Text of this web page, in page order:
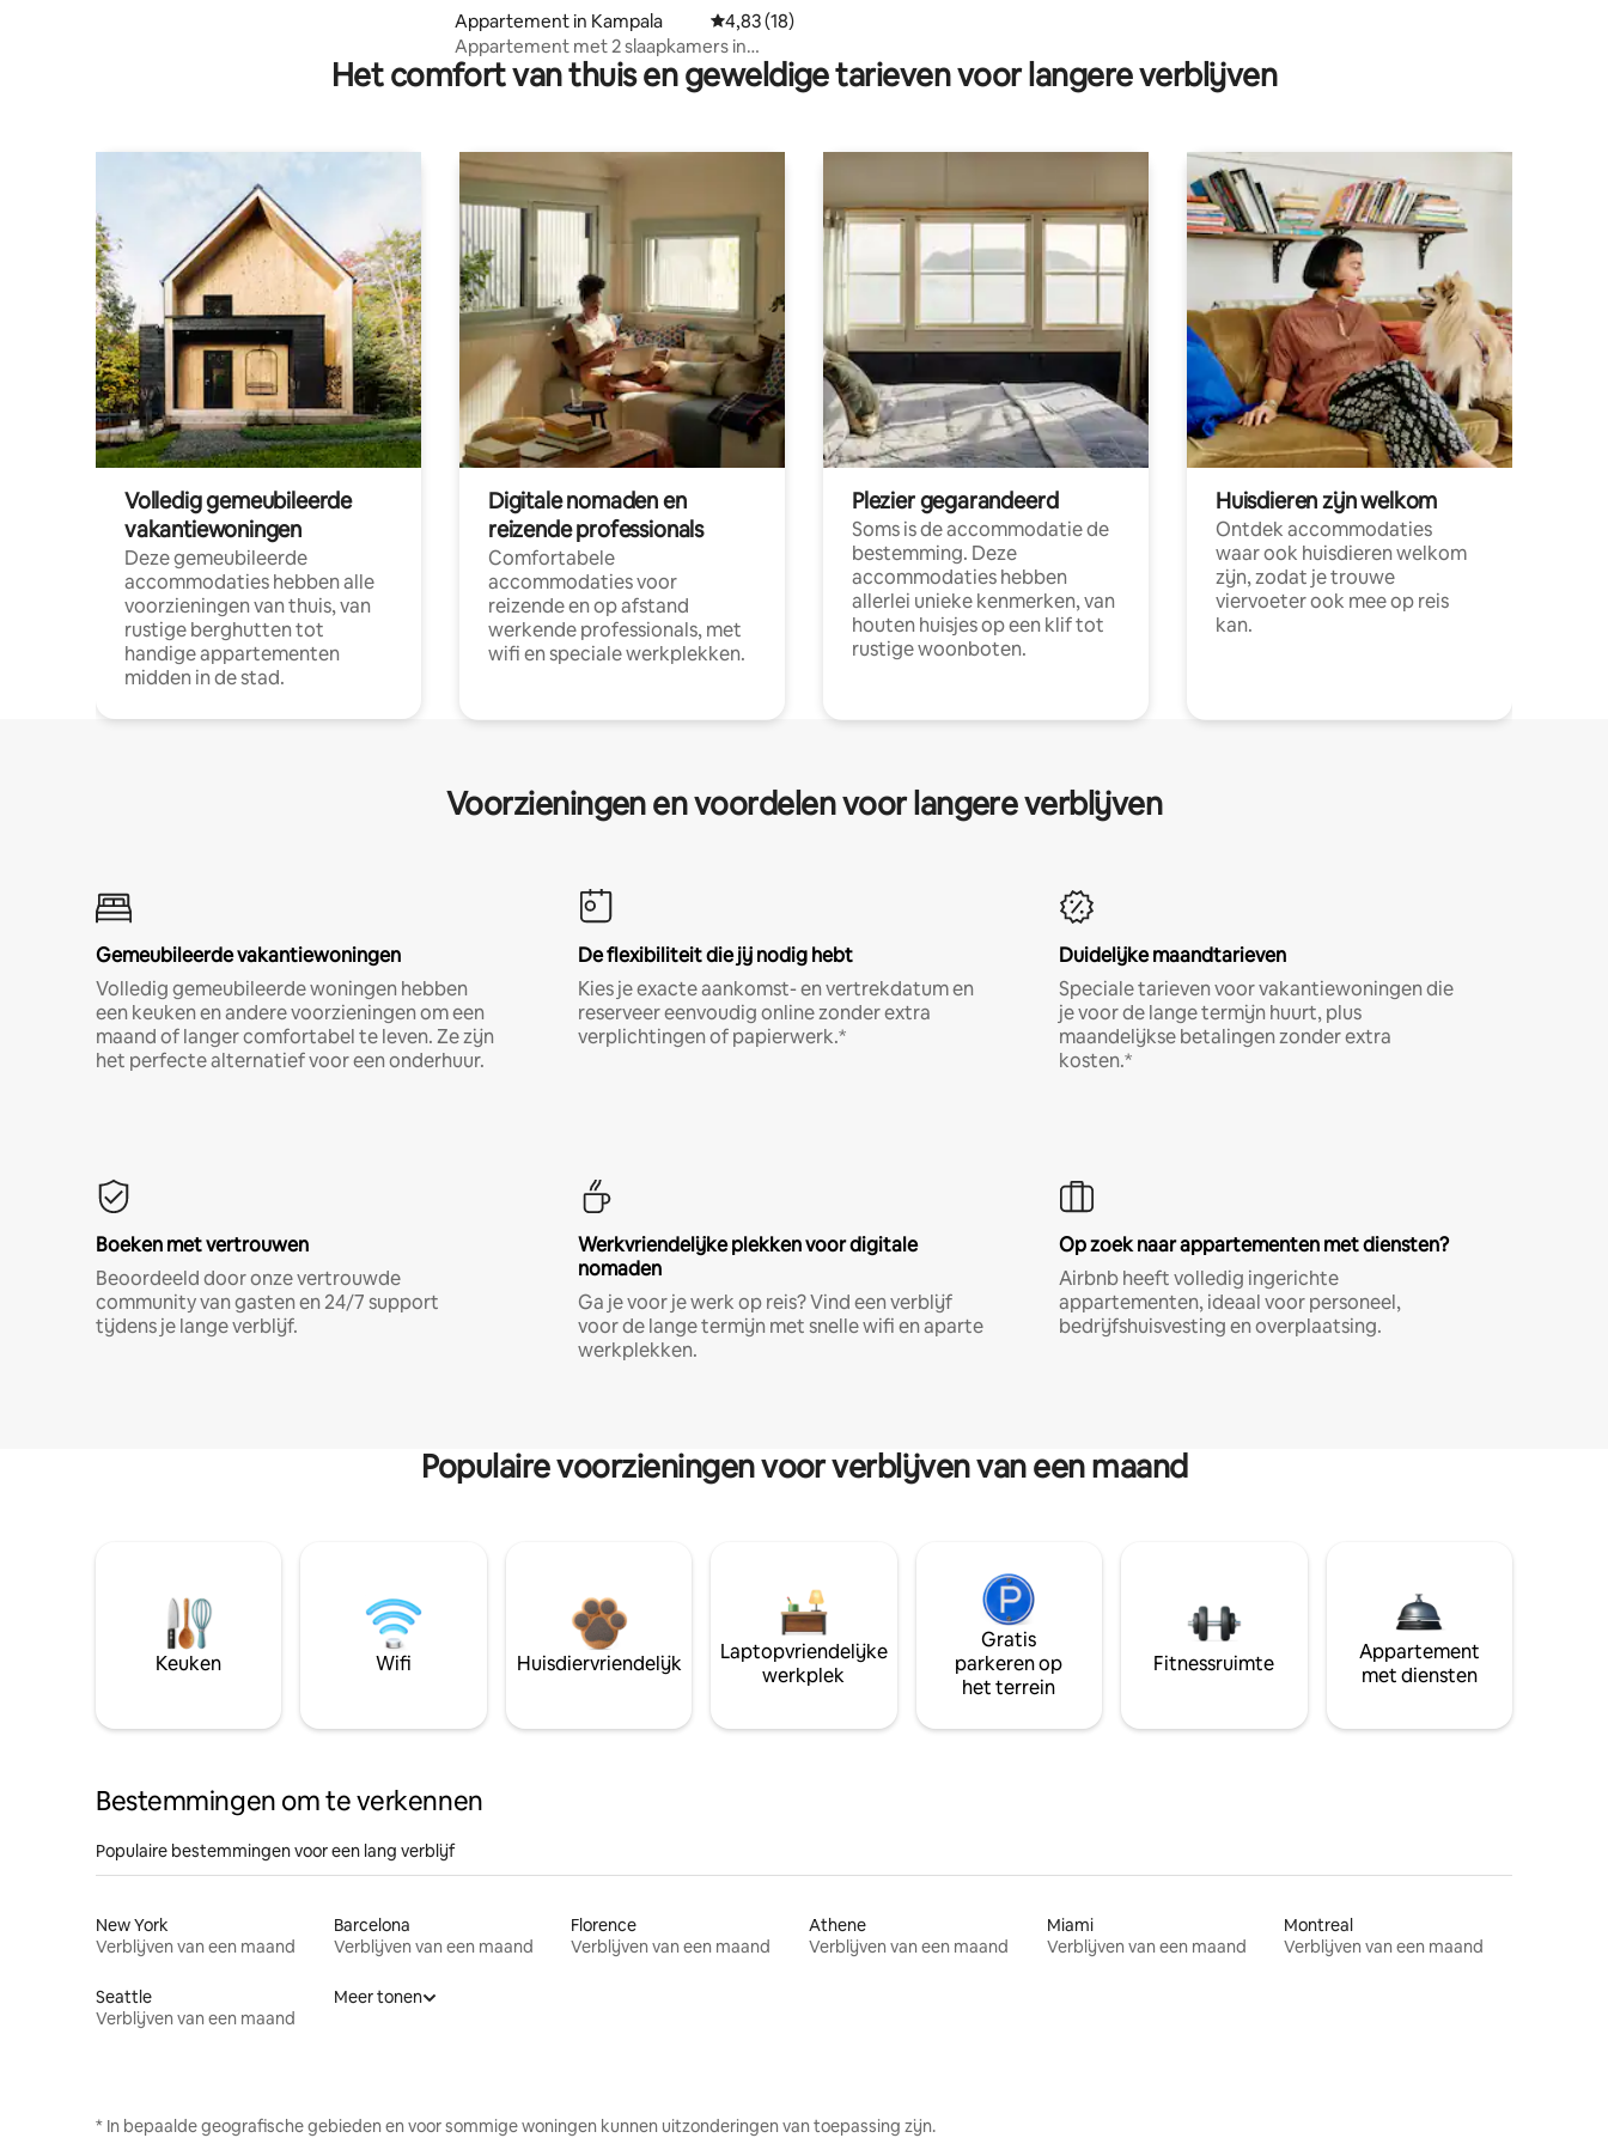
Appartement in Kampala Gemiddelde beoordeling van 4,83 op 5, 18 recensies
4,83 (18)
Appartement met 2 slaapkamers in
Kampala, Munyonyo.
Het comfort van thuis en geweldige tarieven voor langere verblijven
Volledig gemeubileerde
vakantiewoningen
Deze gemeubileerde
accommodaties hebben alle
voorzieningen van thuis, van
rustige berghutten tot
handige appartementen
midden in de stad.
Digitale nomaden en
reizende professionals
Comfortabele
accommodaties voor
reizende en op afstand
werkende professionals, met
wifi en speciale werkplekken.
Plezier gegarandeerd
Soms is de accommodatie de
bestemming. Deze
accommodaties hebben
allerlei unieke kenmerken, van
houten huisjes op een klif tot
rustige woonboten.
Huisdieren zijn welkom
Ontdek accommodaties
waar ook huisdieren welkom
zijn, zodat je trouwe
viervoeter ook mee op reis
kan.
Voorzieningen en voordelen voor langere verblijven
Gemeubileerde vakantiewoningen
Volledig gemeubileerde woningen hebben
een keuken en andere voorzieningen om een
maand of langer comfortabel te leven. Ze zijn
het perfecte alternatief voor een onderhuur.
De flexibiliteit die jij nodig hebt
Kies je exacte aankomst- en vertrekdatum en
reserveer eenvoudig online zonder extra
verplichtingen of papierwerk.*
Duidelijke maandtarieven
Speciale tarieven voor vakantiewoningen die
je voor de lange termijn huurt, plus
maandelijkse betalingen zonder extra
kosten.*
Boeken met vertrouwen
Beoordeeld door onze vertrouwde
community van gasten en 24/7 support
tijdens je lange verblijf.
Werkvriendelijke plekken voor digitale
nomaden
Ga je voor je werk op reis? Vind een verblijf
voor de lange termijn met snelle wifi en aparte
werkplekken.
Op zoek naar appartementen met diensten?
Airbnb heeft volledig ingerichte
appartementen, ideaal voor personeel,
bedrijfshuisvesting en overplaatsing.
Populaire voorzieningen voor verblijven van een maand
Keuken Wifi Huisdiervriendelijk
Laptopvriendelijke
werkplek
Gratis
parkeren op
het terrein
Fitnessruimte
Appartement
met diensten
Bestemmingen om te verkennen
Populaire bestemmingen voor een lang verblijf
New York
Verblijven van een maand
Barcelona
Verblijven van een maand
Florence
Verblijven van een maand
Athene
Verblijven van een maand
Miami
Verblijven van een maand
Montreal
Verblijven van een maand
Seattle
Verblijven van een maand
Meer tonen
* In bepaalde geografische gebieden en voor sommige woningen kunnen uitzonderingen van toepassing zijn.